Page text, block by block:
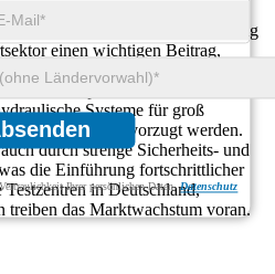
Ihrer persönlichen Daten.Datenschutz
Marktes für multiaxiale
von etwa 55 % an der Nutzung
einen wichtigen Beitrag,
%. Europäische Hersteller setzen
für hochpräzise
Systeme für groß
Bewertungen bevorzugt werden.
durch strenge Sicherheits- und
die Einführung fortschrittlicher
in Deutschland,
das Marktwachstum voran.